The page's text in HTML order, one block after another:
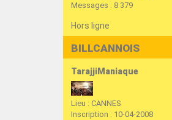
Messages : 8 379
Hors ligne
BILLCANNOIS
TarajjiManiaque
Lieu : CANNES
Inscription : 10-04-2008